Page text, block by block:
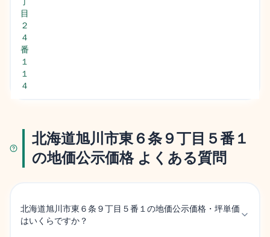
目
２
４
番
１
１
４
北海道旭川市東６条９丁目５番１
の地価公示価格 よくある質問
北海道旭川市東６条９丁目５番１の地価公示価格・坪単価
はいくらですか？